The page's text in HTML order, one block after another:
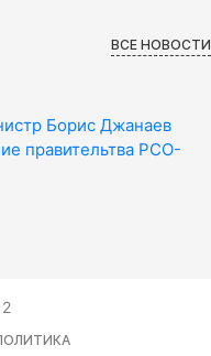
ВСЕ НОВОСТИ